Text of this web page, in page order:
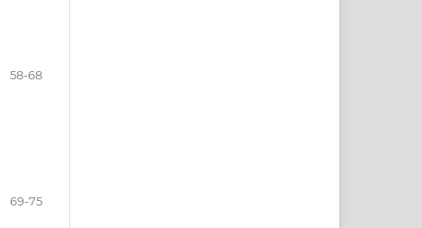
58-68
69-75